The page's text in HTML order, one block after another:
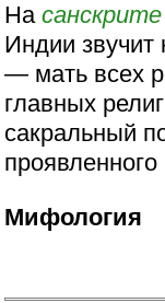
Насанскрите
Индии звучит
— мать всех
главных
сакральный
Мифология